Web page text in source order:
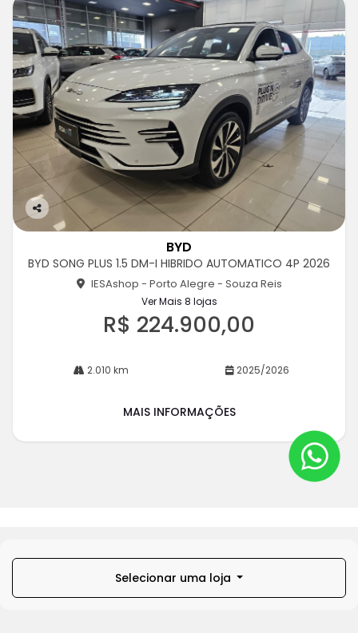
Co
rtil
BYD
BYD SONG PLUS 1.5 DM-I HIBRIDO AUTOMATICO 4P 2026
IESAshop - Porto Alegre - Souza Reis
Ver Mais 8 lojas
R$ 224.900,00
2.010 km 2025/2026
MAIS INFORMAÇÕES
Selecionar uma loja